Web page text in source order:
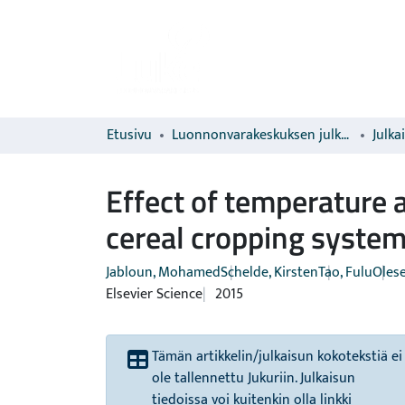
Etusivu Luonnonvarakeskuksen julkaisut
Effect of temperature
cereal cropping
Jabloun, MohamedSchelde, KirstenTao, Fulu
Elsevier Science 2015
Tämän artikkelin/julkaisun kokotekstiä ei
ole tallennettu Jukuriin. Julkaisun
tiedoissa voi kuitenkin olla linkki